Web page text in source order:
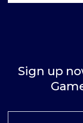
Sign up